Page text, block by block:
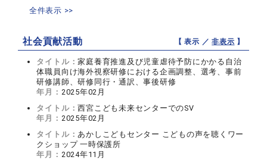
全件表示 >>
社会貢献活動 【 表示 ／非表示 】
タイトル：家庭養育推進及び児童虐待予防にかかる自治
体職員向け海外視察研修における企画調整、選考、事前
研修講師、研修同行・通訳、事後研修
年月： 2025年02月
タイトル：西宮こども未来センターでのSV
年月： 2025年02月
タイトル：あかしこどもセンター こどもの声を聴くワー
クショップ 一時保護所
年月： 2024年11月